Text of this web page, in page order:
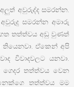
අවුරුද්ද සමරන්න.
සමරන්න අමාරු
තත්ත්වය අඩු වුණත්
ඒකෙන් අපි
විවාදවලට යනවා.
තත්ත්වය වෙන
තත්ත්වය මම